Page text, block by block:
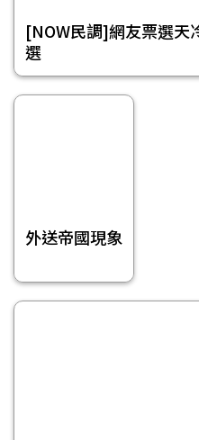
[NOW民調]網友票選天
選
外送帝國現象